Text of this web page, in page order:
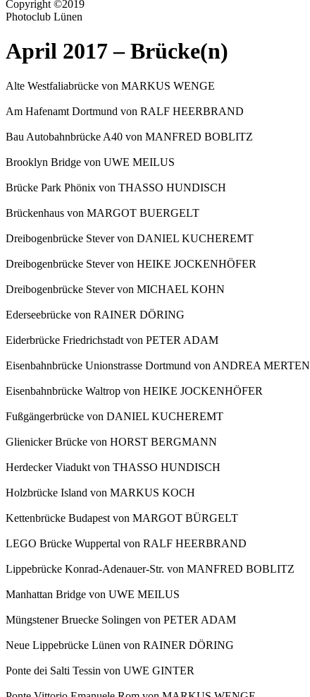
Copyright ©2019
Photoclub Lünen
April 2017 – Brücke(n)
Alte Westfaliabrücke von MARKUS WENGE
Am Hafenamt Dortmund von RALF HEERBRAND
Bau Autobahnbrücke A40 von MANFRED BOBLITZ
Brooklyn Bridge von UWE MEILUS
Brücke Park Phönix von THASSO HUNDISCH
Brückenhaus von MARGOT BUERGELT
Dreibogenbrücke Stever von DANIEL KUCHEREMT
Dreibogenbrücke Stever von HEIKE JOCKENHÖFER
Dreibogenbrücke Stever von MICHAEL KOHN
Ederseebrücke von RAINER DÖRING
Eiderbrücke Friedrichstadt von PETER ADAM
Eisenbahnbrücke Unionstrasse Dortmund von ANDREA MERTEN
Eisenbahnbrücke Waltrop von HEIKE JOCKENHÖFER
Fußgängerbrücke von DANIEL KUCHEREMT
Glienicker Brücke von HORST BERGMANN
Herdecker Viadukt von THASSO HUNDISCH
Holzbrücke Island von MARKUS KOCH
Kettenbrücke Budapest von MARGOT BÜRGELT
LEGO Brücke Wuppertal von RALF HEERBRAND
Lippebrücke Konrad-Adenauer-Str. von MANFRED BOBLITZ
Manhattan Bridge von UWE MEILUS
Müngstener Bruecke Solingen von PETER ADAM
Neue Lippebrücke Lünen von RAINER DÖRING
Ponte dei Salti Tessin von UWE GINTER